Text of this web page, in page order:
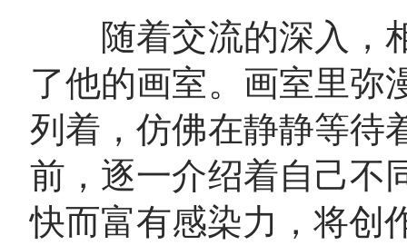
随着交流的深入，相
了他的画室。画室里弥
列着，仿佛在静静等待
前，逐一介绍着自己不
快而富有感染力，将创